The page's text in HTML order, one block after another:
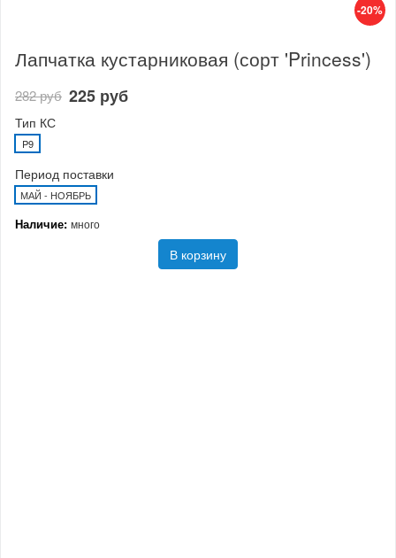
-20%
Лапчатка кустарниковая (сорт 'Princess')
282 руб 225 руб
Тип КС
P9
Период поставки
МАЙ - НОЯБРЬ
Наличие: много
В корзину